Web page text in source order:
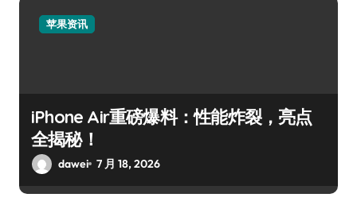
苹果资讯
iPhone Air重磅爆料：性能炸裂，亮点
全揭秘！
dawei 7 月 18, 2026